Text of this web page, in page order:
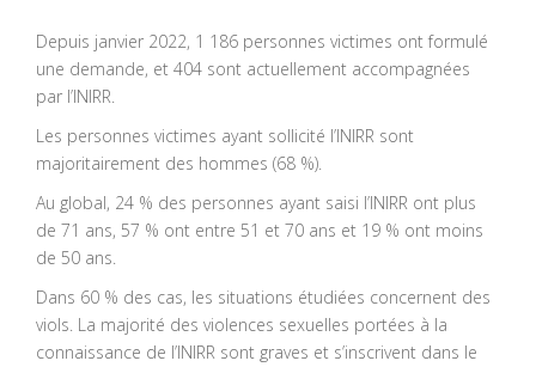
Depuis janvier 2022, 1 186 personnes victimes ont formulé
une demande, et 404 sont actuellement accompagnées
par l’INIRR.
Les personnes victimes ayant sollicité l’INIRR sont
majoritairement des hommes (68 %).
Au global, 24 % des personnes ayant saisi l’INIRR ont plus
de 71 ans, 57 % ont entre 51 et 70 ans et 19 % ont moins
de 50 ans.
Dans 60 % des cas, les situations étudiées concernent des
viols. La majorité des violences sexuelles portées à la
connaissance de l’INIRR sont graves et s’inscrivent dans le